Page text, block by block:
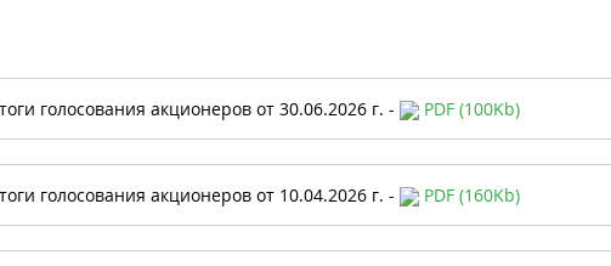
голосования акционеров от 30.06.2026 г. - PDF (100Kb)
голосования акционеров от 10.04.2026 г. - PDF (160Kb)